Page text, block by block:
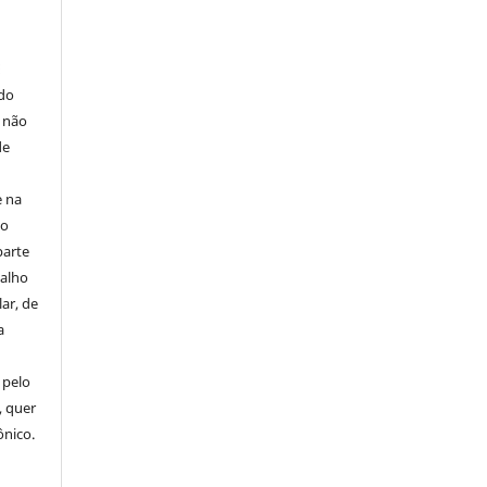
na
de
quer